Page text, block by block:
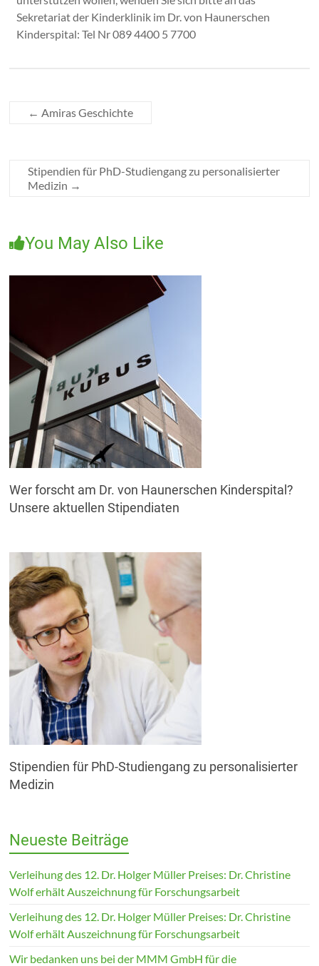
Sekretariat der Kinderklinik im Dr. von Haunerschen
Kinderspital: Tel Nr 089 4400 5 7700
← Amiras Geschichte
Stipendien für PhD-Studiengang zu personalisierter
Medizin →
You May Also Like
Wer forscht am Dr. von Haunerschen Kinderspital?
Unsere aktuellen Stipendiaten
Stipendien für PhD-Studiengang zu personalisierter
Medizin
Neueste Beiträge
Verleihung des 12. Dr. Holger Müller Preises: Dr. Christine
Wolf erhält Auszeichnung für Forschungsarbeit
Verleihung des 12. Dr. Holger Müller Preises: Dr. Christine
Wolf erhält Auszeichnung für Forschungsarbeit
Wir bedanken uns bei der MMM GmbH für die